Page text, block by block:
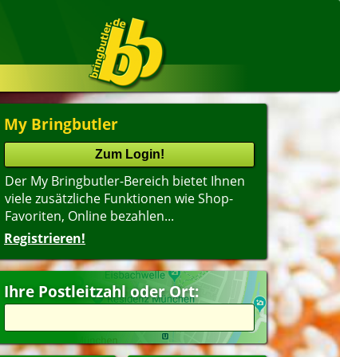
My Bringbutler
Der My Bringbutler-Bereich bietet Ihnen
viele zusätzliche Funktionen wie Shop-
Favoriten, Online bezahlen...
Registrieren!
Ihre Postleitzahl oder Ort: